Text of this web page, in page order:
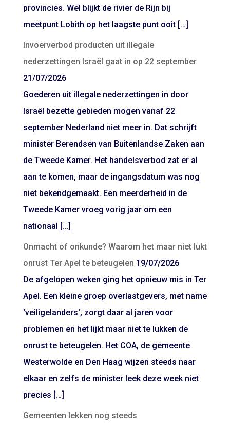
provincies. Wel blijkt de rivier de Rijn bij
meetpunt Lobith op het laagste punt ooit […]
Invoerverbod producten uit illegale
nederzettingen Israël gaat in op 22 september
21/07/2026
Goederen uit illegale nederzettingen in door
Israël bezette gebieden mogen vanaf 22
september Nederland niet meer in. Dat schrijft
minister Berendsen van Buitenlandse Zaken aan
de Tweede Kamer. Het handelsverbod zat er al
aan te komen, maar de ingangsdatum was nog
niet bekendgemaakt. Een meerderheid in de
Tweede Kamer vroeg vorig jaar om een
nationaal […]
Onmacht of onkunde? Waarom het maar niet lukt
onrust Ter Apel te beteugelen 19/07/2026
De afgelopen weken ging het opnieuw mis in Ter
Apel. Een kleine groep overlastgevers, met name
'veiligelanders', zorgt daar al jaren voor
problemen en het lijkt maar niet te lukken de
onrust te beteugelen. Het COA, de gemeente
Westerwolde en Den Haag wijzen steeds naar
elkaar en zelfs de minister leek deze week niet
precies […]
Gemeenten lekken nog steeds